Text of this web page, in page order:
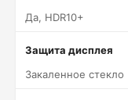
Да, HDR10+
Защита дисплея
Закаленное стекло